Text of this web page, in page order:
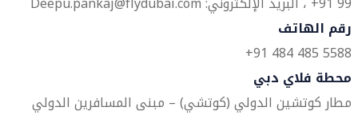
رقم الهاتف
5588 485 484 91+
محطة فلاي دبي
مطار كوتشين الدولي (كوتشي) – مبنى المسافرين الدولي